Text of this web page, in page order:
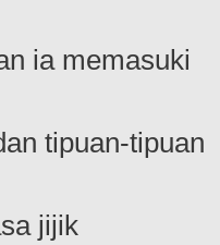
ia memasuki
tipuan-tipuan
jijik